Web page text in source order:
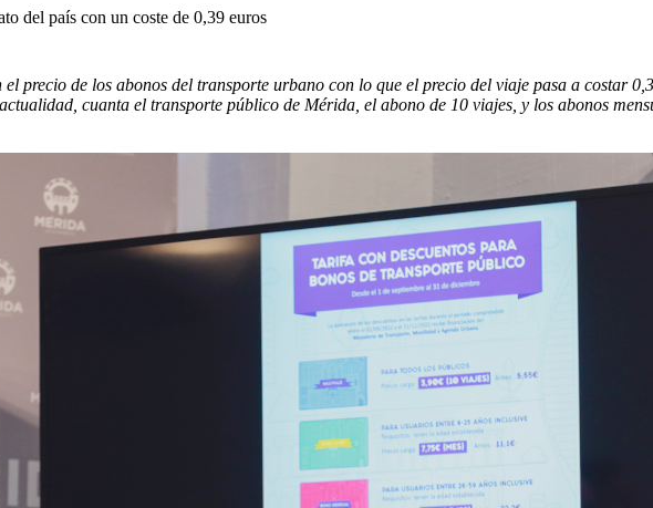
del país con un coste de 0,39 euros
precio de los abonos del transporte urbano con lo que el precio del viaje pasa a costar
cuanta el transporte público de Mérida, el abono de 10 viajes, y los abonos